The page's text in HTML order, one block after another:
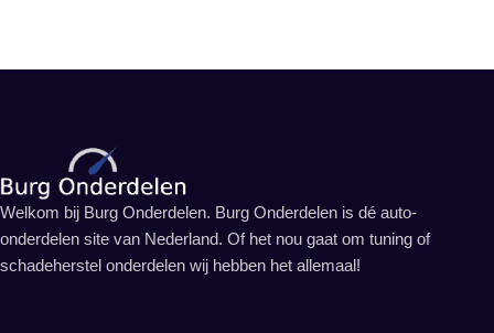
Welkom bij Burg Onderdelen. Burg Onderdelen is dé auto-
onderdelen site van Nederland. Of het nou gaat om tuning of
schadeherstel onderdelen wij hebben het allemaal!